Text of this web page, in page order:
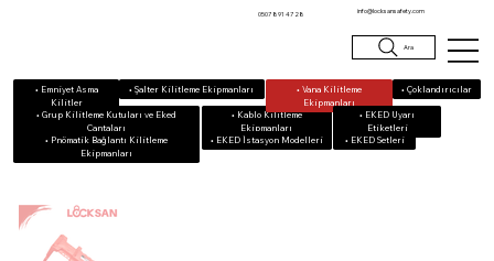
0507 891 47 28 info@locksansafety.com
Ara
• Emniyet Asma
Kilitler
• Grup Kilitleme Kutuları ve Eked
Çantaları
• Şalter Kilitleme Ekipmanları
• Kablo Kilitleme
Ekipmanları
• Vana Kilitleme
Ekipmanları
• Pnömatik Bağlantı Kilitleme
Ekipmanları
• Çoklandırıcılar
• EKED Uyarı
Etiketleri
• EKED Setleri
• EKED İstasyon Modelleri